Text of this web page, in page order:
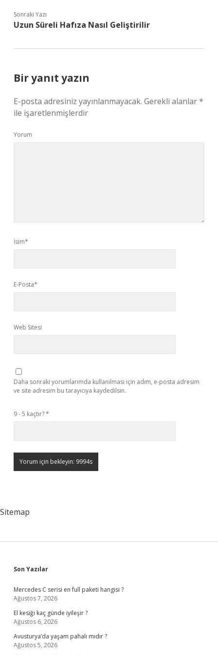
Sonraki Yazı
Uzun Süreli Hafıza Nasıl Geliştirilir
Bir yanıt yazın
E-posta adresiniz yayınlanmayacak. Gerekli alanlar*
ile işaretlenmişlerdir
Yorum
İsim*
E-Posta*
Web Sitesi
Daha sonraki yorumlarımda kullanılması için adım, e-posta adresim
ve site adresim bu tarayıcıya kaydedilsin.
9 - 5 kaçtır?*
Sitemap
Sidebar
Son Yazılar
Mercedes C serisi en full paketi hangisi ?
Ağustos 7, 2026
El kesiği kaç günde iyileşir ?
Ağustos 6, 2026
Avusturya’da yaşam pahalı mıdır ?
Ağustos 5, 2026